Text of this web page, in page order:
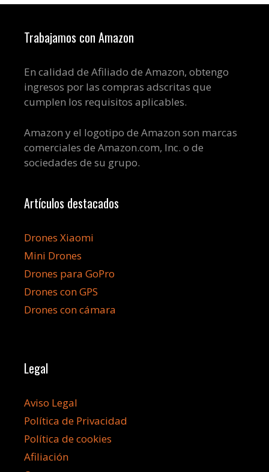
Trabajamos con Amazon
En calidad de Afiliado de Amazon, obtengo
ingresos por las compras adscritas que
cumplen los requisitos aplicables.
Amazon y el logotipo de Amazon son marcas
comerciales de Amazon.com, Inc. o de
sociedades de su grupo.
Artículos destacados
Drones Xiaomi
Mini Drones
Drones para GoPro
Drones con GPS
Drones con cámara
Legal
Aviso Legal
Política de Privacidad
Política de cookies
Afiliación